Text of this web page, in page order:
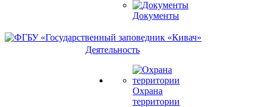
Документы
Деятельность
Охрана
территории